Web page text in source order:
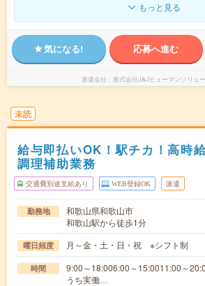
もっと見る
気になる! 応募へ進む
派遣会社 株式会社J&Jヒューマンソリュ
未読
給与即払いOK！駅チカ！高時
調理補助業務
交通費別途支給あり WEB登録OK 派遣
勤務地
和歌山県和歌山市
和歌山駅から徒歩1分
曜日頻度 月～金・土・日・祝 ※シフト制
時間
9:00～18:006:00～15:0011:00～
うち実働…